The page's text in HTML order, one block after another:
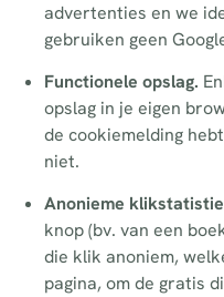
advertenties en we
gebruiken geen
Functionele opslag.
opslag in je eigen
de cookiemelding
niet.
Anonieme
knop (bv. van een
die klik anoniem,
pagina, om de gratis